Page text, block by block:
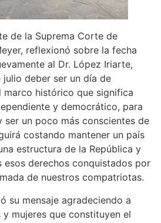
de la Suprema Corte de
reflexionó sobre la fecha
al Dr. López Iriarte,
deber ser un día de
marco histórico que significa
y democrático, para
ser un poco más conscientes de
costando mantener un país
estructura de la República y
derechos conquistados por
de nuestros compatriotas.
su mensaje agradeciendo a
mujeres que constituyen el